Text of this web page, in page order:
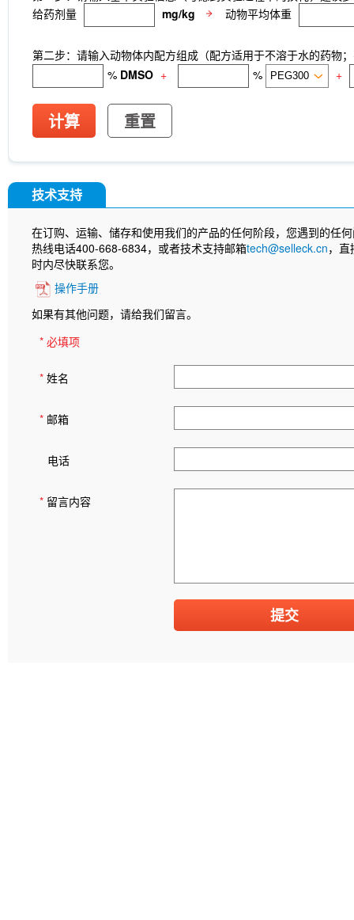
给药剂量
mg/kg 动物平均体重
第二步：请输入动物体内配方组成（配方适用于不溶于水的药物
% DMSO + % +
计算 重置
技术支持
在订购、运输、储存和使用我们的产品的任何阶段，您遇到的任
热线电话400-668-6834，或者技术支持邮箱tech@selleck.cn，
时内尽快联系您。
操作手册
如果有其他问题，请给我们留言。
* 必填项
* 姓名
* 邮箱
电话
* 留言内容